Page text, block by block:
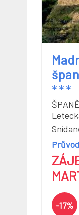
***
-17%